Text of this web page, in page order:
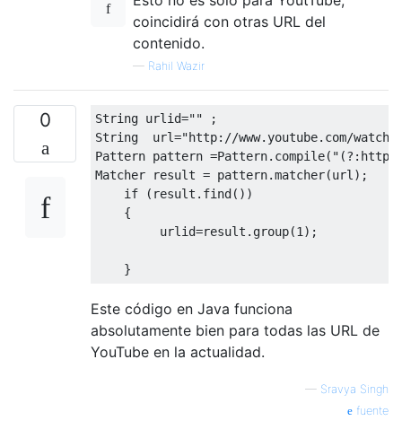
coincidirá con otras URL del
contenido.
— Rahil Wazir
0 String urlid=""
;
String
  url
="http://www.youtube.com/
Pattern pattern =Pattern. compile(
Matcher result = pattern.matcher(url );
if
( result . find())
{
         urlid
=result . group(1 );
}
Este código en Java funciona
absolutamente bien para todas las URL de
YouTube en la actualidad.
— Sravya Singh
fuente